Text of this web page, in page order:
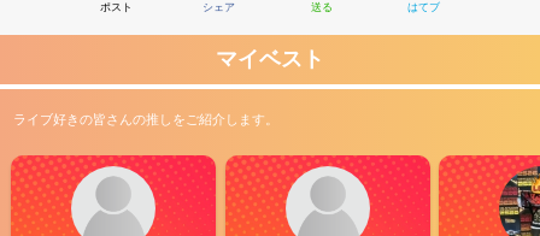
ポスト シェア 送る はてブ
マイベスト
ライブ好きの皆さんの推しをご紹介します。